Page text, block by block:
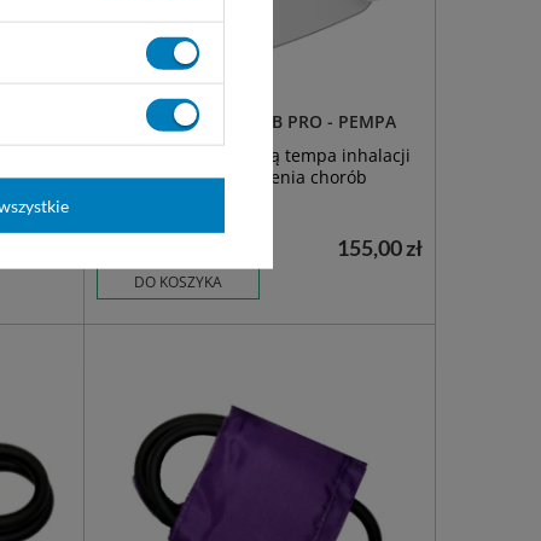
dróg
Inhalator tłokowy NEB PRO - PEMPA
urządzenie z regulacją tempa inhalacji
przeznaczone do leczenia chorób
DO KOSZYKA
155,00 zł